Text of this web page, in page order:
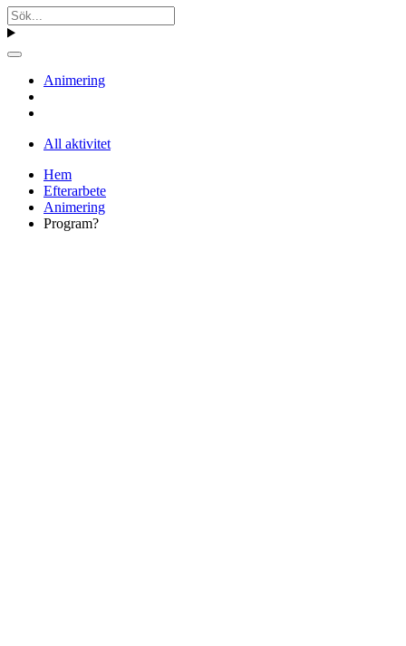
Animering
All aktivitet
Hem
Efterarbete
Animering
Program?